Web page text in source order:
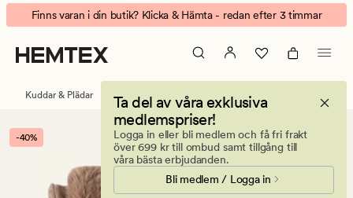
Meribel
pläd
pälsimitation
Animerad
banner.
Klicka
på
att
pausa.
Finns varan i din butik? Klicka & Hämta - redan efter 3 timmar
Ta del av våra exklusiva
medlemspriser!
Logga in eller bli medlem och få fri frakt
över 699 kr till ombud samt tillgång till
våra bästa erbjudanden.
Bli medlem / Logga in
Kuddar & Plädar Plädar Plädar pälsimitation
-40%